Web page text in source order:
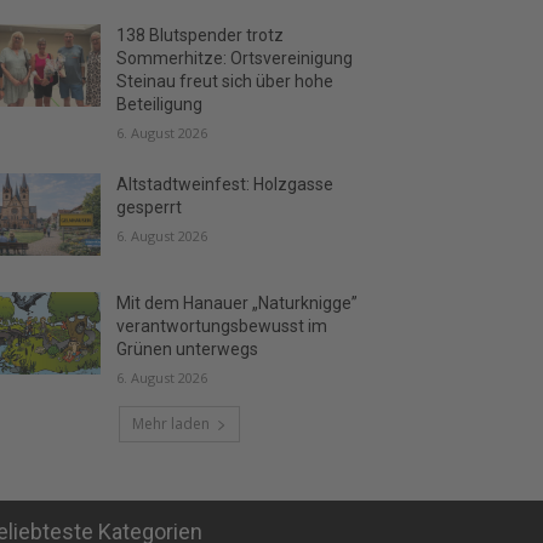
138 Blutspender trotz
Sommerhitze: Ortsvereinigung
Steinau freut sich über hohe
Beteiligung
6. August 2026
Altstadtweinfest: Holzgasse
gesperrt
6. August 2026
Mit dem Hanauer „Naturknigge”
verantwortungsbewusst im
Grünen unterwegs
6. August 2026
Mehr laden
Kategorien